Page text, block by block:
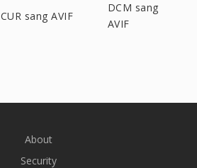
CUR sang AVIF
DCM sang
AVIF
About
Security